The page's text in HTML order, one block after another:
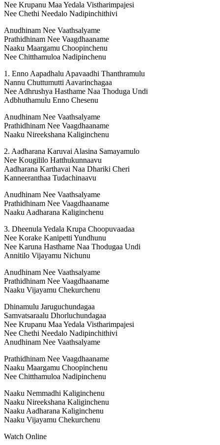
Nee Krupanu Maa Yedala Vistharimpajesi
Nee Chethi Needalo Nadipinchithivi
Anudhinam Nee Vaathsalyame
Prathidhinam Nee Vaagdhaaname
Naaku Maargamu Choopinchenu
Nee Chitthamuloa Nadipinchenu
1. Enno Aapadhalu Apavaadhi Thanthramulu
Nannu Chuttumutti Aavarinchagaa
Nee Adhrushya Hasthame Naa Thoduga Undi
Adbhuthamulu Enno Chesenu
Anudhinam Nee Vaathsalyame
Prathidhinam Nee Vaagdhaaname
Naaku Nireekshana Kaliginchenu
2. Aadharana Karuvai Alasina Samayamulo
Nee Kougililo Hatthukunnaavu
Aadharana Karthavai Naa Dhariki Cheri
Kanneeranthaa Tudachinaavu
Anudhinam Nee Vaathsalyame
Prathidhinam Nee Vaagdhaaname
Naaku Aadharana Kaliginchenu
3. Dheenula Yedala Krupa Choopuvaadaa
Nee Korake Kanipetti Yundhunu
Nee Karuna Hasthame Naa Thodugaa Undi
Annitilo Vijayamu Nichunu
Anudhinam Nee Vaathsalyame
Prathidhinam Nee Vaagdhaaname
Naaku Vijayamu Chekurchenu
Dhinamulu Jaruguchundagaa
Samvatsaraalu Dhorluchundagaa
Nee Krupanu Maa Yedala Vistharimpajesi
Nee Chethi Needalo Nadipinchithivi
Anudhinam Nee Vaathsalyame
Prathidhinam Nee Vaagdhaaname
Naaku Maargamu Choopinchenu
Nee Chitthamuloa Nadipinchenu
Naaku Nemmadhi Kaliginchenu
Naaku Nireekshana Kaliginchenu
Naaku Aadharana Kaliginchenu
Naaku Vijayamu Chekurchenu
Watch Online